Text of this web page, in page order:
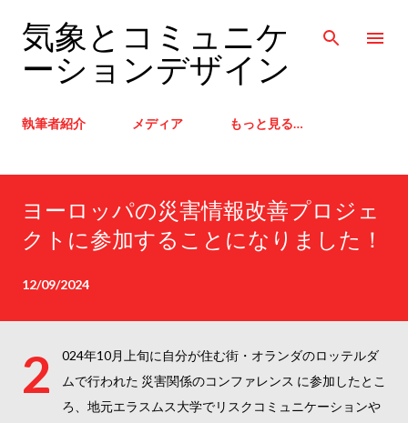
スキップしてメイン コンテンツに移動
気象とコミュニケ
ーションデザイン
執筆者紹介 メディア もっと見る…
ヨーロッパの災害情報改善プロジェ
クトに参加することになりました！
12/09/2024
2
024年10月上旬に自分が住む街・オランダのロッテルダ
ムで行われた 災害関係のコンファレンス に参加したとこ
ろ、地元エラスムス大学でリスクコミュニケーションや